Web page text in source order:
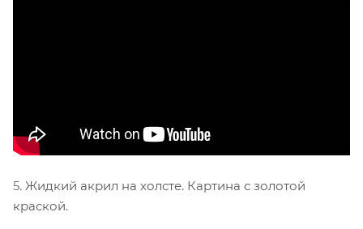
5. Жидкий акрил на холсте. Картина с золотой
краской.